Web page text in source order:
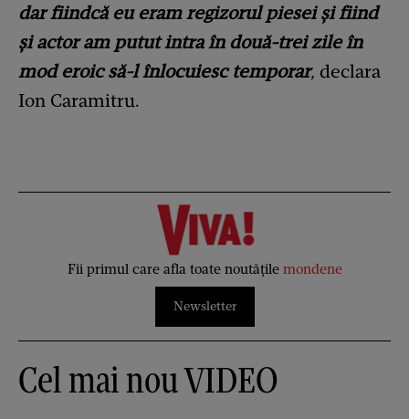
dar fiindcă eu eram regizorul piesei şi fiind
şi actor am putut intra în două-trei zile în
mod eroic să-l înlocuiesc temporar, declara
Ion Caramitru.
Fii primul care afla toate noutățile mondene
Newsletter
Cel mai nou VIDEO